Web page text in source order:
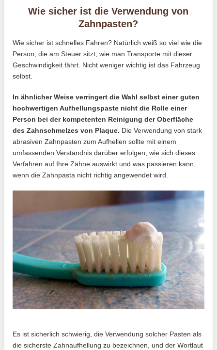
Wie sicher ist die Verwendung von
Zahnpasten?
Wie sicher ist schnelles Fahren? Natürlich weiß so viel wie die
Person, die am Steuer sitzt, wie man Transporte mit dieser
Geschwindigkeit fährt. Nicht weniger wichtig ist das Fahrzeug
selbst.
In ähnlicher Weise verringert die Wahl selbst einer guten
hochwertigen Aufhellungspaste nicht die Rolle einer
Person bei der kompetenten Reinigung der Oberfläche
des Zahnschmelzes von Plaque. Die Verwendung von stark
abrasiven Zahnpasten zum Aufhellen sollte mit einem
umfassenden Verständnis darüber erfolgen, wie sich dieses
Verfahren auf Ihre Zähne auswirkt und was passieren kann,
wenn die Zahnpasta nicht richtig angewendet wird.
Es ist sicherlich schwierig, die Verwendung solcher Pasten als
die sicherste Zahnaufhellung zu bezeichnen, und der Wortlaut